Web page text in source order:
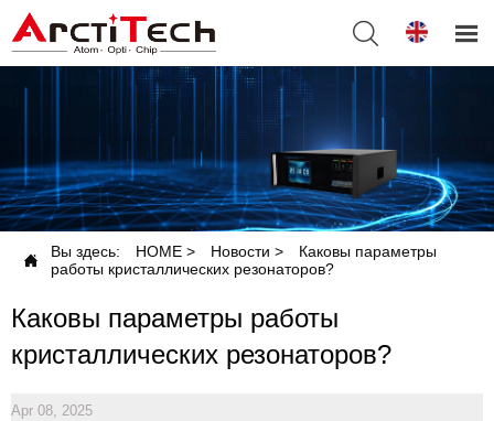
 
 Вы здесь: HOME > Новости >
Каковы параметры
работы кристаллических резонаторов?
Каковы параметры работы
кристаллических резонаторов?
Apr 08, 2025